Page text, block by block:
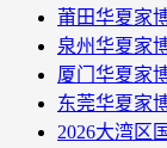
莆田华夏家
泉州华夏家
厦门华夏家
东莞华夏家
2026大湾区